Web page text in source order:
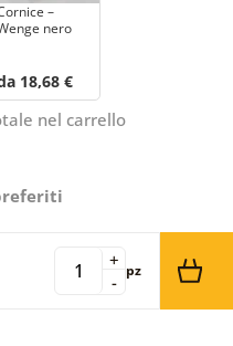
–
nero
18,68 €
nel carrello
-
+ pz